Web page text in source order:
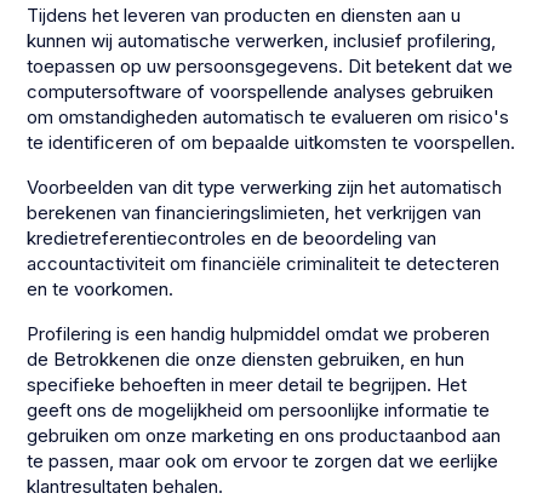
Tijdens het leveren van producten en diensten aan u
kunnen wij automatische verwerken, inclusief profilering,
toepassen op uw persoonsgegevens. Dit betekent dat we
computersoftware of voorspellende analyses gebruiken
om omstandigheden automatisch te evalueren om risico's
te identificeren of om bepaalde uitkomsten te voorspellen.
Voorbeelden van dit type verwerking zijn het automatisch
berekenen van financieringslimieten, het verkrijgen van
kredietreferentiecontroles en de beoordeling van
accountactiviteit om financiële criminaliteit te detecteren
en te voorkomen.
Profilering is een handig hulpmiddel omdat we proberen
de Betrokkenen die onze diensten gebruiken, en hun
specifieke behoeften in meer detail te begrijpen. Het
geeft ons de mogelijkheid om persoonlijke informatie te
gebruiken om onze marketing en ons productaanbod aan
te passen, maar ook om ervoor te zorgen dat we eerlijke
klantresultaten behalen.